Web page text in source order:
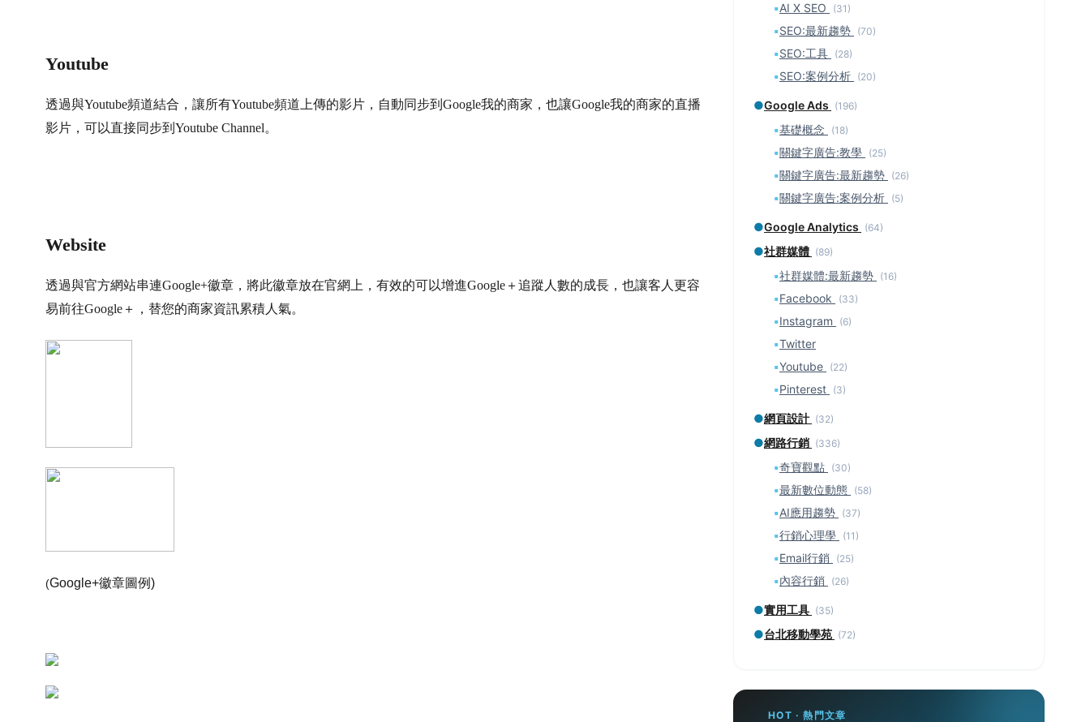
Youtube
透過與Youtube頻道結合，讓所有Youtube頻道上傳的影片，自動同步到Google我的商家，也讓Google我的商家的直播
影片，可以直接同步到Youtube Channel。
Website
透過與官方網站串連Google+徽章，將此徽章放在官網上，有效的可以增進Google＋追蹤人數的成長，也讓客人更容
易前往Google＋，替您的商家資訊累積人氣。
(Google+徽章圖例)
▪AI X SEO (31)
▪SEO:最新趨勢 (70)
▪SEO:工具 (28)
▪SEO:案例分析 (20)
●Google Ads (196)
▪基礎概念 (18)
▪關鍵字廣告:教學 (25)
▪關鍵字廣告:最新趨勢 (26)
▪關鍵字廣告:案例分析 (5)
●Google Analytics (64)
●社群媒體 (89)
▪社群媒體:最新趨勢 (16)
▪Facebook (33)
▪Instagram (6)
▪Twitter
▪Youtube (22)
▪Pinterest (3)
●網頁設計 (32)
●網路行銷 (336)
▪奇寶觀點 (30)
▪最新數位動態 (58)
▪AI應用趨勢 (37)
▪行銷心理學 (11)
▪Email行銷 (25)
▪內容行銷 (26)
●實用工具 (35)
●台北移動學苑 (72)
HOT · 熱門文章